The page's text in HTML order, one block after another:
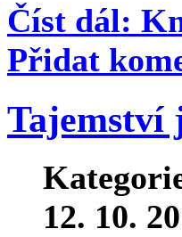
Číst dál:
Přidat
Tajemství
12. 10.